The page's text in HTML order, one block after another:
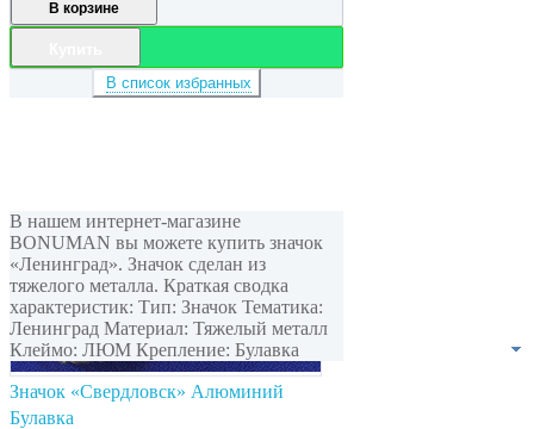
В корзине
В список избранных
В нашем интернет-магазине
BONUMAN вы можете купить значок
«Ленинград». Значок сделан из
тяжелого металла. Краткая сводка
характеристик: Тип: Значок Тематика:
Ленинград Материал: Тяжелый металл
Клеймо: ЛЮМ Крепление: Булавка
Значок «Свердловск» Алюминий
Булавка